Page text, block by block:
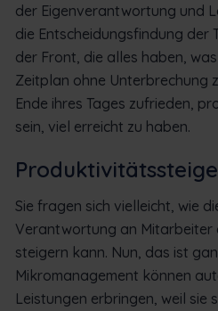
der Eigenverantwortung und
die Entscheidungsfindung der
der Front, die alles haben,
Zeitplan ohne Unterbrechung
Ende ihres Tages zufrieden,
sein, viel erreicht zu haben.
Sie fragen sich vielleicht, wie
Verantwortung an
steigern kann. Nun, das ist
Mikromanagement können
Leistungen erbringen, weil sie